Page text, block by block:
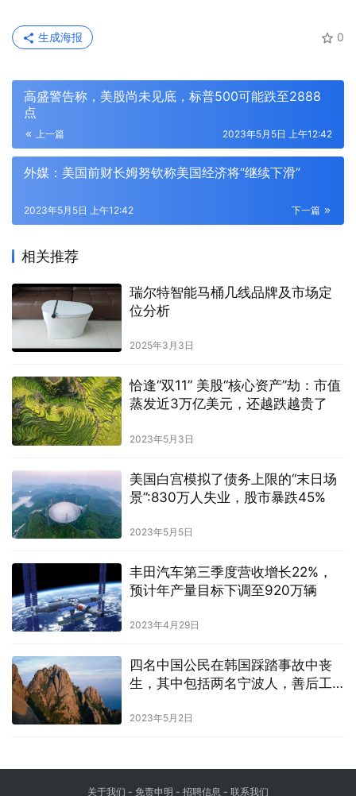
0
生成海报
高盛警告称，美股尚未见底，标普500可能跌至2888
点
上一篇 2023年5月5日 上午12:42
外媒：美国前财长姆努钦称美国经济将“继续下滑”
下一篇
2023年5月5日 上午12:42
相关推荐
瑞尔特智能马桶几线品牌及市场定
位分析
2025年3月3日
恰逢“双11” 美股“核心资产”劫：市值
蒸发近3万亿美元，还越跌越贵了
2023年5月3日
美国白宫模拟了债务上限的“末日场
景”:830万人失业，股市暴跌45%
2023年5月5日
丰田汽车第三季度营收增长22%，
预计年产量目标下调至920万辆
2023年4月29日
四名中国公民在韩国踩踏事故中丧
生，其中包括两名宁波人，善后工
2023年5月2日
关于我们 - 免责申明 - 招聘信息 - 联系我们